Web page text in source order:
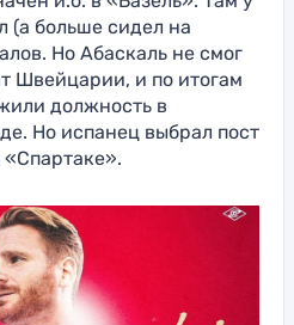
(а больше сидел на
Но Абаскаль не смог
Швейцарии, и по итогам
должность в
Но испанец выбрал пост
«Спартаке».